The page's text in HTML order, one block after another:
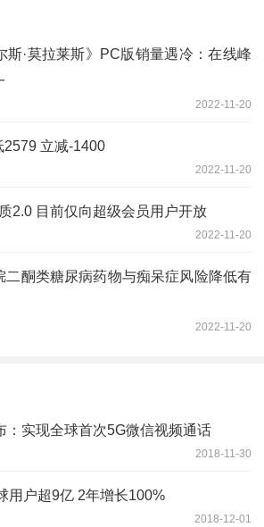
斯·莫拉莱斯》PC版销量遇冷：在线峰
2022-11-20
立减-1400
2022-11-20
2.0 目前仅向超级会员用户开放
2022-11-20
二酮类糖尿病药物与痴呆症风险降低有
2022-11-20
：实现全球首次5G微信视频通话
2018-11-30
用户超9亿 2年增长100%
2018-12-01